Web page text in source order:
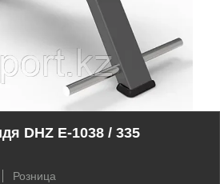
DHZ E-1038 / 335
Розница